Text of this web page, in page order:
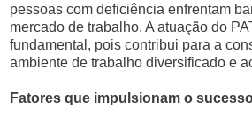
pessoas com deficiência enfrentam
mercado de trabalho. A atuação do
fundamental, pois contribui para a
ambiente de trabalho diversificado e
Fatores que impulsionam o